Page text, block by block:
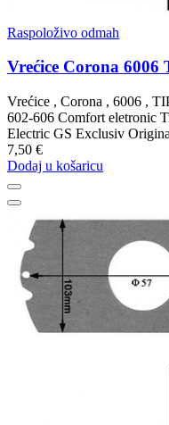
Raspoloživo odmah
Vrećice Corona 6006
Vrećice , Corona , 6006 ,
602-606 Comfort eletronic
Electric GS Exclusiv
7,50 €
Dodaj u košaricu